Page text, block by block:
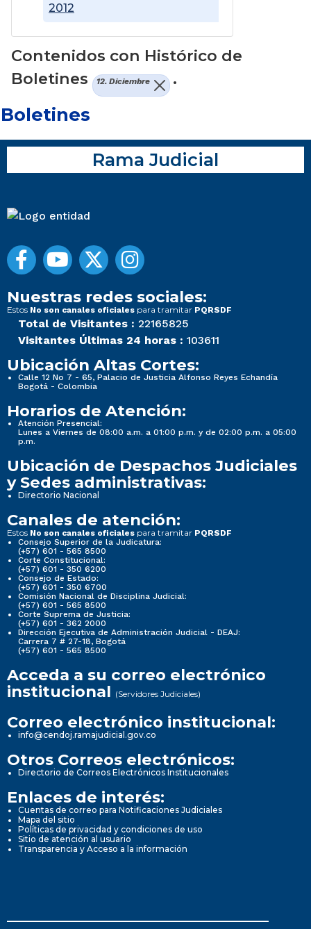
2012
Contenidos con Histórico de
Boletines
12. Diciembre .
Boletines
Rama Judicial
Nuestras redes sociales:
Estos No son canales oficiales para tramitar PQRSDF
Total de Visitantes : 22165825
Visitantes Últimas 24 horas : 103611
Ubicación Altas Cortes:
Calle 12 No 7 - 65, Palacio de Justicia Alfonso Reyes Echandía
Bogotá - Colombia
Horarios de Atención:
Atención Presencial:
Lunes a Viernes de 08:00 a.m. a 01:00 p.m. y de 02:00 p.m. a 05:00
p.m.
Ubicación de Despachos Judiciales
y Sedes administrativas:
Directorio Nacional
Canales de atención:
Estos No son canales oficiales para tramitar PQRSDF
Consejo Superior de la Judicatura:
(+57) 601 - 565 8500
Corte Constitucional:
(+57) 601 - 350 6200
Consejo de Estado:
(+57) 601 - 350 6700
Comisión Nacional de Disciplina Judicial:
(+57) 601 - 565 8500
Corte Suprema de Justicia:
(+57) 601 - 362 2000
Dirección Ejecutiva de Administración Judicial - DEAJ:
Carrera 7 # 27-18, Bogotá
(+57) 601 - 565 8500
Acceda a su correo electrónico
institucional (Servidores Judiciales)
Correo electrónico institucional:
info@cendoj.ramajudicial.gov.co
Otros Correos electrónicos:
Directorio de Correos Electrónicos Institucionales
Enlaces de interés:
Cuentas de correo para Notificaciones Judiciales
Mapa del sitio
Políticas de privacidad y condiciones de uso
Sitio de atención al usuario
Transparencia y Acceso a la información